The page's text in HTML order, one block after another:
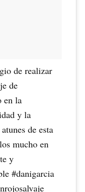
de realizar
de
en la
y la
de esta
mucho en
y
#danigarcia